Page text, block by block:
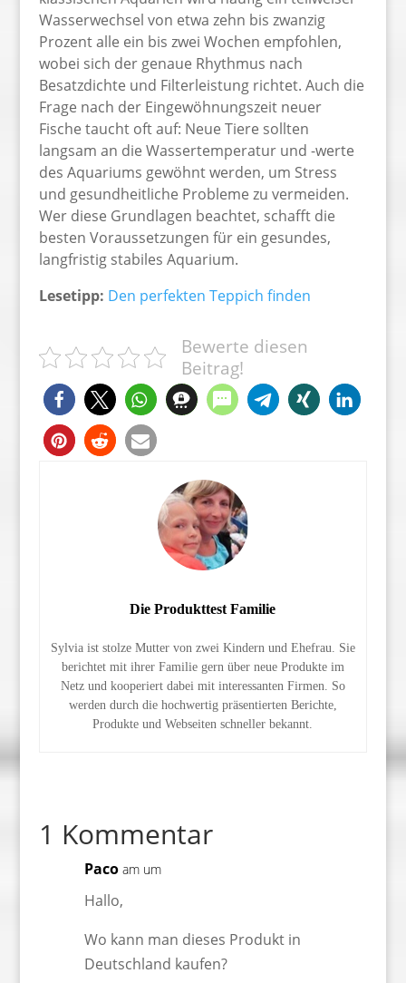
Wasserwechsel von etwa zehn bis zwanzig
Prozent alle ein bis zwei Wochen empfohlen,
wobei sich der genaue Rhythmus nach
Besatzdichte und Filterleistung richtet. Auch die
Frage nach der Eingewöhnungszeit neuer
Fische taucht oft auf: Neue Tiere sollten
langsam an die Wassertemperatur und -werte
des Aquariums gewöhnt werden, um Stress
und gesundheitliche Probleme zu vermeiden.
Wer diese Grundlagen beachtet, schafft die
besten Voraussetzungen für ein gesundes,
langfristig stabiles Aquarium.
Lesetipp: Den perfekten Teppich finden
Bewerte diesen
Beitrag!
Die Produkttest Familie
Sylvia ist stolze Mutter von zwei Kindern und Ehefrau. Sie
berichtet mit ihrer Familie gern über neue Produkte im
Netz und kooperiert dabei mit interessanten Firmen. So
werden durch die hochwertig präsentierten Berichte,
Produkte und Webseiten schneller bekannt.
1 Kommentar
Paco am um
Hallo,
Wo kann man dieses Produkt in
Deutschland kaufen?